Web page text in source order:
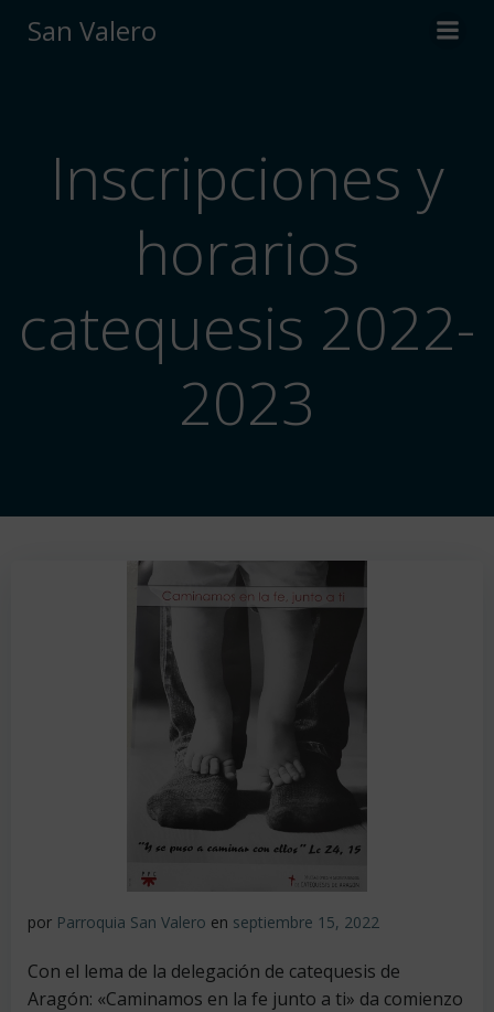
San Valero
Inscripciones y
horarios
catequesis 2022-
2023
por Parroquia San Valero en septiembre 15, 2022
Con el lema de la delegación de catequesis de
Aragón: «Caminamos en la fe junto a ti» da comienzo